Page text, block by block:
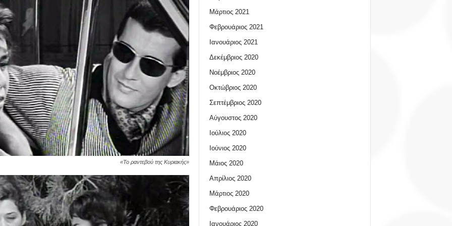
«Το ραντεβού της Κυριακής»
Μάρτιος 2021
Φεβρουάριος 2021
Ιανουάριος 2021
Δεκέμβριος 2020
Νοέμβριος 2020
Οκτώβριος 2020
Σεπτέμβριος 2020
Αύγουστος 2020
Ιούλιος 2020
Ιούνιος 2020
Μάιος 2020
Απρίλιος 2020
Μάρτιος 2020
Φεβρουάριος 2020
Ιανουάριος 2020